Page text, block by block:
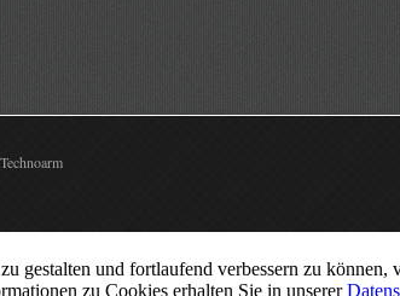
gestalten und fortlaufend verbessern zu
zu Cookies erhalten Sie in unserer